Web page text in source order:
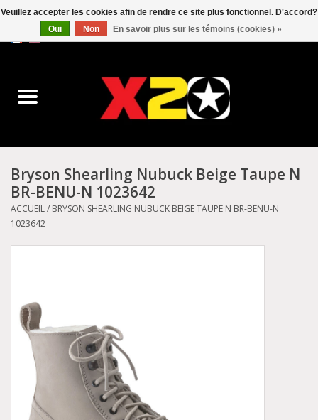
0 Articles - C$0.00
Converse
Kickers
Birkenstock
Dickies
Demonia
MoEa
Bryson Shearling Nubuck Beige Taupe N
BR-BENU-N 1023642
ACCUEIL/ BRYSON SHEARLING NUBUCK BEIGE TAUPE N BR-BENU-N
1023642
Veuillez accepter les cookies afin de rendre ce site plus fonctionnel. D'accord?
Oui
Non En savoir plus sur les témoins (cookies) »